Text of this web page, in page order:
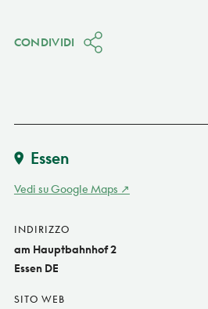
CONDIVIDI
Essen
Vedi su Google Maps
INDIRIZZO
am Hauptbahnhof 2
Essen DE
SITO WEB